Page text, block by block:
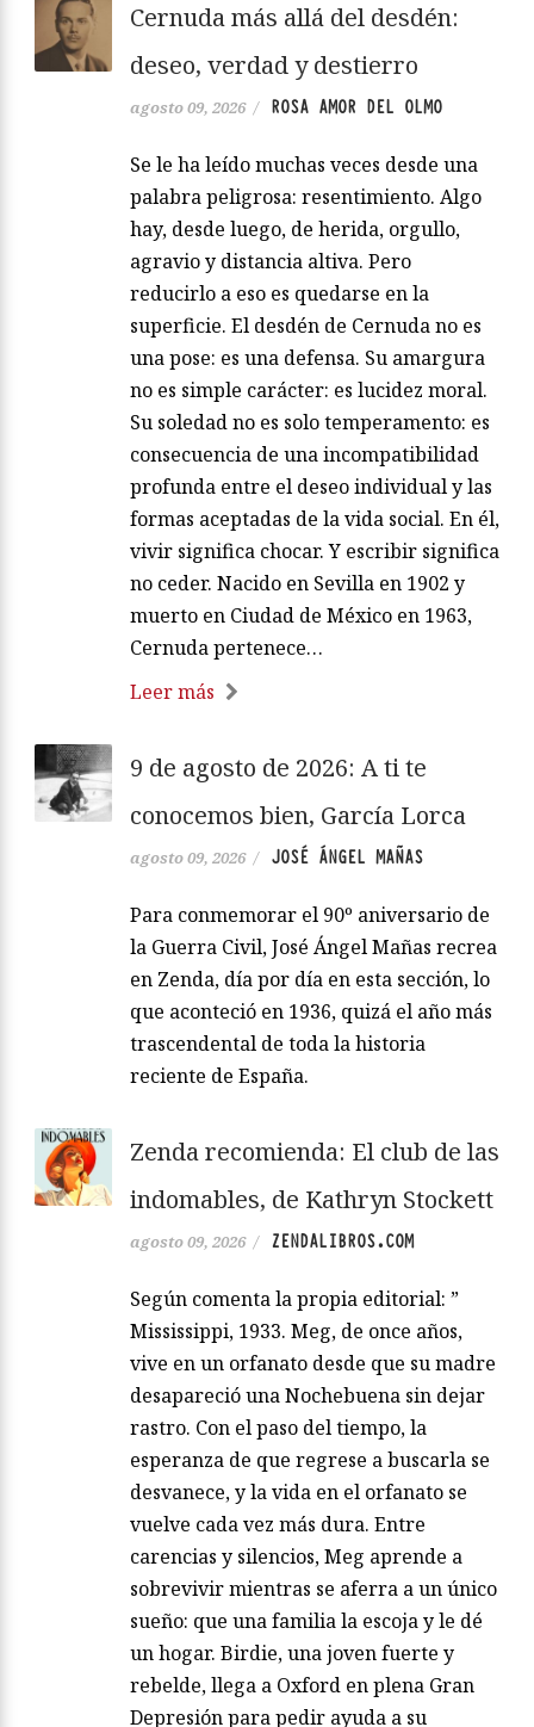
Cernuda más allá del desdén:
deseo, verdad y destierro
agosto 09, 2026 / ROSA AMOR DEL OLMO
Se le ha leído muchas veces desde una
palabra peligrosa: resentimiento. Algo
hay, desde luego, de herida, orgullo,
agravio y distancia altiva. Pero
reducirlo a eso es quedarse en la
superficie. El desdén de Cernuda no es
una pose: es una defensa. Su amargura
no es simple carácter: es lucidez moral.
Su soledad no es solo temperamento: es
consecuencia de una incompatibilidad
profunda entre el deseo individual y las
formas aceptadas de la vida social. En él,
vivir significa chocar. Y escribir significa
no ceder. Nacido en Sevilla en 1902 y
muerto en Ciudad de México en 1963,
Cernuda pertenece…
Leer más
9 de agosto de 2026: A ti te
conocemos bien, García Lorca
agosto 09, 2026 / JOSÉ ÁNGEL MAÑAS
Para conmemorar el 90º aniversario de
la Guerra Civil, José Ángel Mañas recrea
en Zenda, día por día en esta sección, lo
que aconteció en 1936, quizá el año más
trascendental de toda la historia
reciente de España.
Zenda recomienda: El club de las
indomables, de Kathryn Stockett
agosto 09, 2026 / ZENDALIBROS.COM
Según comenta la propia editorial: ”
Mississippi, 1933. Meg, de once años,
vive en un orfanato desde que su madre
desapareció una Nochebuena sin dejar
rastro. Con el paso del tiempo, la
esperanza de que regrese a buscarla se
desvanece, y la vida en el orfanato se
vuelve cada vez más dura. Entre
carencias y silencios, Meg aprende a
sobrevivir mientras se aferra a un único
sueño: que una familia la escoja y le dé
un hogar. Birdie, una joven fuerte y
rebelde, llega a Oxford en plena Gran
Depresión para pedir ayuda a su